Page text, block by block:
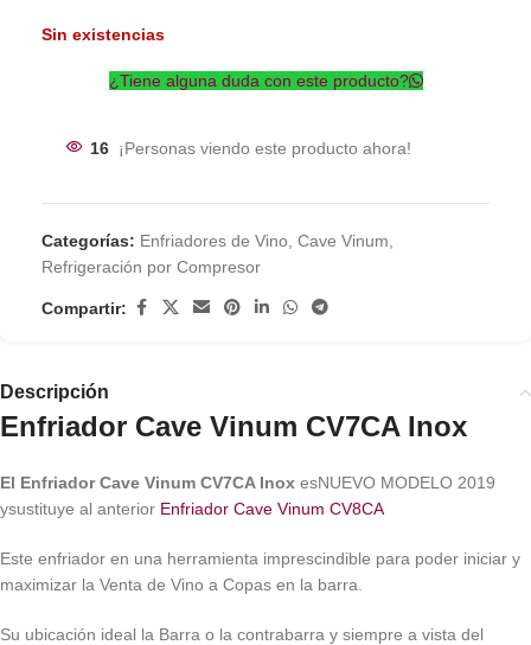
Sin existencias
¿Tiene alguna duda con este producto?
16 ¡Personas viendo este producto ahora!
Categorías: Enfriadores de Vino Cave Vinum
Refrigeración por Compresor
Compartir:
Descripción
Enfriador Cave Vinum CV7CA Inox
El Enfriador Cave Vinum CV7CA Inox esNUEVO MODELO 2019
ysustituye al anterior Enfriador Cave Vinum CV8CA
Este enfriador en una herramienta imprescindible para poder iniciar y
maximizar la Venta de Vino a Copas en la barra.
Su ubicación ideal la Barra o la contrabarra y siempre a vista del